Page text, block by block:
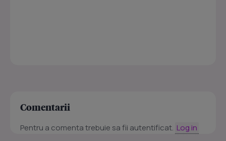
Comentarii
Pentru a comenta trebuie sa fii autentificat. Log in